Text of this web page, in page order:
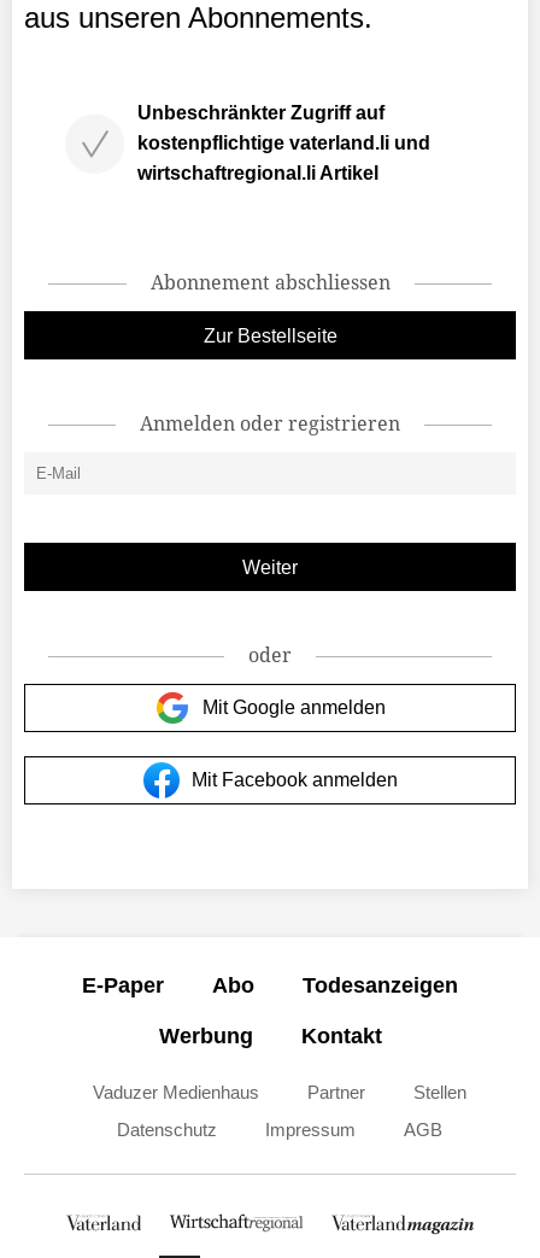
aus unseren Abonnements.
Unbeschränkter Zugriff auf
kostenpflichtige vaterland.li und
wirtschaftregional.li Artikel
Abonnement abschliessen
Zur Bestellseite
Anmelden oder registrieren
oder
Mit Google anmelden
Mit Facebook anmelden
E-Paper Abo Todesanzeigen
Werbung Kontakt
Vaduzer Medienhaus Partner
Stellen
Datenschutz
Impressum AGB